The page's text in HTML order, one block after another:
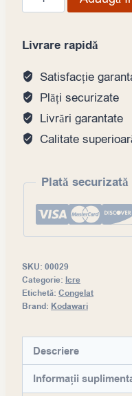
Icre
orange,
caserolă
500gr
Livrare rapidă
Satisfacție
Plăți securizate
Livrări garantate
Calitate
Plată securizată
SKU: 00029
Categorie: Icre
Etichetă: Congelat
Brand: Kodawari
Descriere
Informații